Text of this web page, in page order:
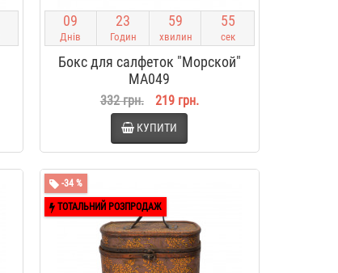
09
Днів
23
Годин
59
хвилин
54
сек
Бокс для салфеток "Морской"
MA049
332 грн. 219 грн.
КУПИТИ
-34 %
ТОТАЛЬНИЙ РОЗПРОДАЖ